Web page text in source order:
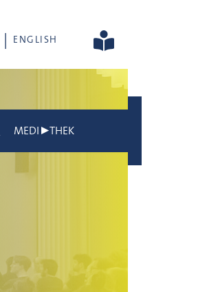
ENGLISH
MEDI▶THEK